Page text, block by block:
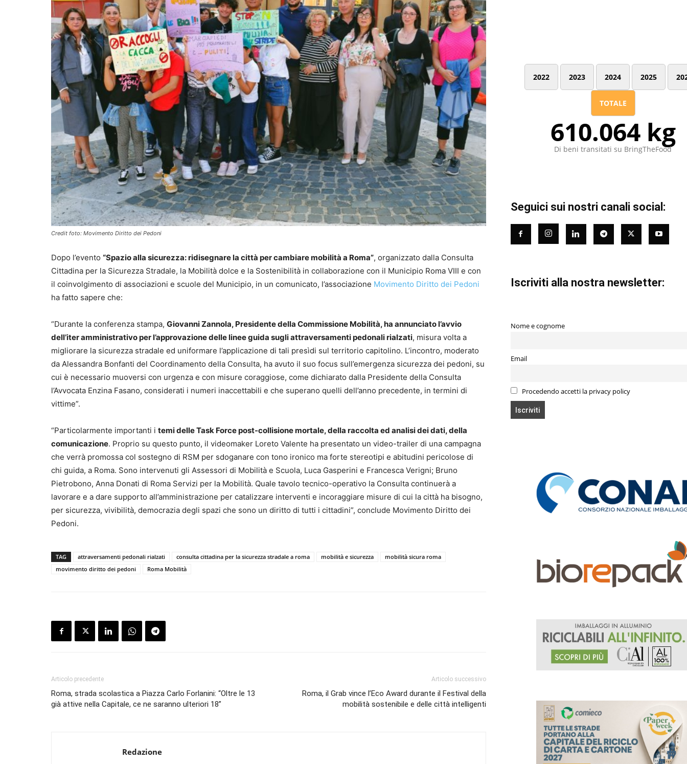
Credit foto: Movimento Diritto dei Pedoni
Dopo l’evento “Spazio alla sicurezza: ridisegnare la città per cambiare mobilità a Roma”, organizzato dalla Consulta
Cittadina per la Sicurezza Stradale, la Mobilità dolce e la Sostenibilità in collaborazione con il Municipio Roma VIII e con
il coinvolgimento di associazioni e scuole del Municipio, in un comunicato, l’associazione Movimento Diritto dei Pedoni
ha fatto sapere che:
“Durante la conferenza stampa, Giovanni Zannola, Presidente della Commissione Mobilità, ha annunciato l’avvio
dell’iter amministrativo per l’approvazione delle linee guida sugli attraversamenti pedonali rialzati, misura volta a
migliorare la sicurezza stradale ed uniformare l’applicazione di tali presìdi sul territorio capitolino. L’incontro, moderato
da Alessandra Bonfanti del Coordinamento della Consulta, ha avuto il suo focus sull’emergenza sicurezza dei pedoni, su
cui è necessario muoversi con urgenza e con misure coraggiose, come dichiarato dalla Presidente della Consulta
l’Avvocata Enzina Fasano, considerati i numeri inaccettabili e che superano quelli dell’anno precedente, in termini di
vittime”.
“Particolarmente importanti i temi delle Task Force post-collisione mortale, della raccolta ed analisi dei dati, della
comunicazione. Proprio su questo punto, il videomaker Loreto Valente ha presentato un video-trailer di una campagna
che verrà promossa col sostegno di RSM per sdoganare con tono ironico ma forte stereotipi e abitudini pericolose di
chi guida, a Roma. Sono intervenuti gli Assessori di Mobilità e Scuola, Luca Gasperini e Francesca Verigni; Bruno
Pietrobono, Anna Donati di Roma Servizi per la Mobilità. Quale tavolo tecnico-operativo la Consulta continuerà a
lavorare e a dare supporto all’amministrazione per catalizzare interventi e incoraggiare misure di cui la città ha bisogno,
per sicurezza, vivibilità, democrazia degli spazi che sono un diritto di tutti i cittadini”, conclude Movimento Diritto dei
Pedoni.
TAG attraversamenti pedonali rialzati consulta cittadina per la sicurezza stradale a roma mobilità e sicurezza
mobilità sicura roma
movimento diritto dei pedoni
Roma Mobilità
Articolo precedente
Roma, strada scolastica a Piazza Carlo Forlanini: “Oltre le 13
già attive nella Capitale, ce ne saranno ulteriori 18”
Articolo successivo
Roma, il Grab vince l’Eco Award durante il Festival della
mobilità sostenibile e delle città intelligenti
Redazione
2022 2023 2024 2025
TOTALE
610.064 kg
Di beni transitati su BringTheFood
Seguici sui nostri canali social:
Iscriviti alla nostra newsletter:
Nome e cognome
Email
Procedendo accetti la privacy policy